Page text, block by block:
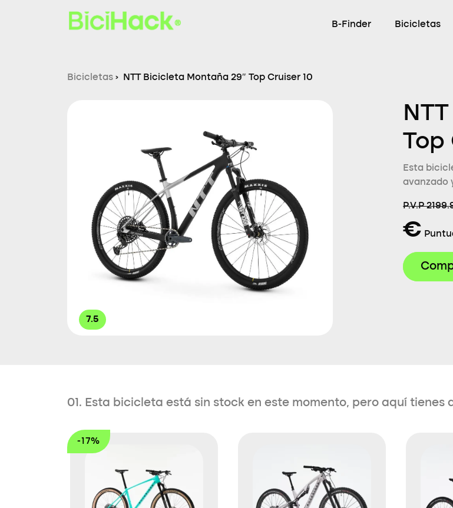
B-Finder Bicicletas
Bicicletas › NTT Bicicleta Montaña 29″ Top Cruiser 10
7.5
Top
Esta
avanzado
P.V.P
€
01. Esta bicicleta está sin stock en este momento, pero aquí tienes
-17%